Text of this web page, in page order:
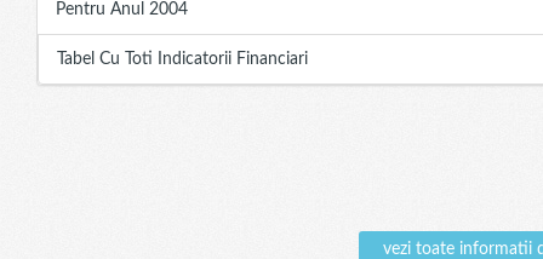
Pentru Anul 2004
Tabel Cu Toti Indicatorii Financiari
vezi toate informatii